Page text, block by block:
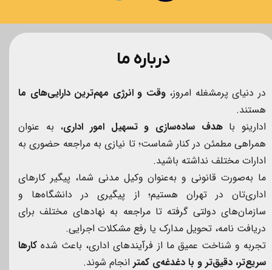
درباره ما
در دنیای پرمشغله امروز،وقت و انرژی مهم‌ترین دارایی‌های ما
هستند.
ادارینو باهدف ساده‌سازی و تسهیل امور اداری، به عنوان
همراهی مطمئن در کنار شماست؛ تا نیازی به مراجعه حضوری به
ادارات مختلف نداشته باشید.
ما به‌صورت قانونی و به‌عنوان وکیل مدنی شما، پیگیر کارهای
اداری‌تان در تهران هستیم؛ از پیگیری در دانشگاه‌ها و
سازمان‌های دولتی گرفته تا مراجعه به نهادهای مختلف برای
دریافت نامه، تحویل مدارک یا رفع مشکلات اجرایی.
تجربه و شناخت عمیق ما از فرآیندهای اداری، باعث شده کارها
سریع‌تر، دقیق‌تر و با دغدغه‌ی کمتر انجام شوند.​​​​​​​